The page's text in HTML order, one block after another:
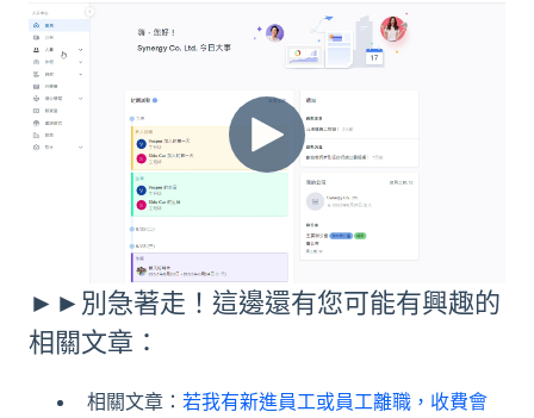
►►別急著走！這邊還有您可能有興趣的
相關文章：
相關文章： 若我有新進員工或員工離職，收費會